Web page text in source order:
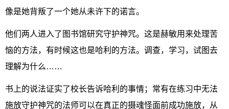
像是她背叛了一个她从未许下的诺言。
他们两人进入了图书馆研究守护神咒。这是赫敏用来处理苦
恼的方法，有时候这也是哈利的方法。调查，学习，试图去
理解为什么……
书上的说法证实了校长告诉哈利的事情；常有在练习中无法
施放守护神咒的法师可以在真正的摄魂怪面前成功施放，从